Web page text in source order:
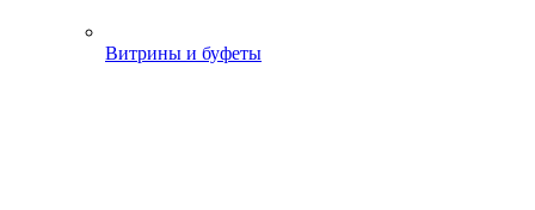
Витрины и буфеты